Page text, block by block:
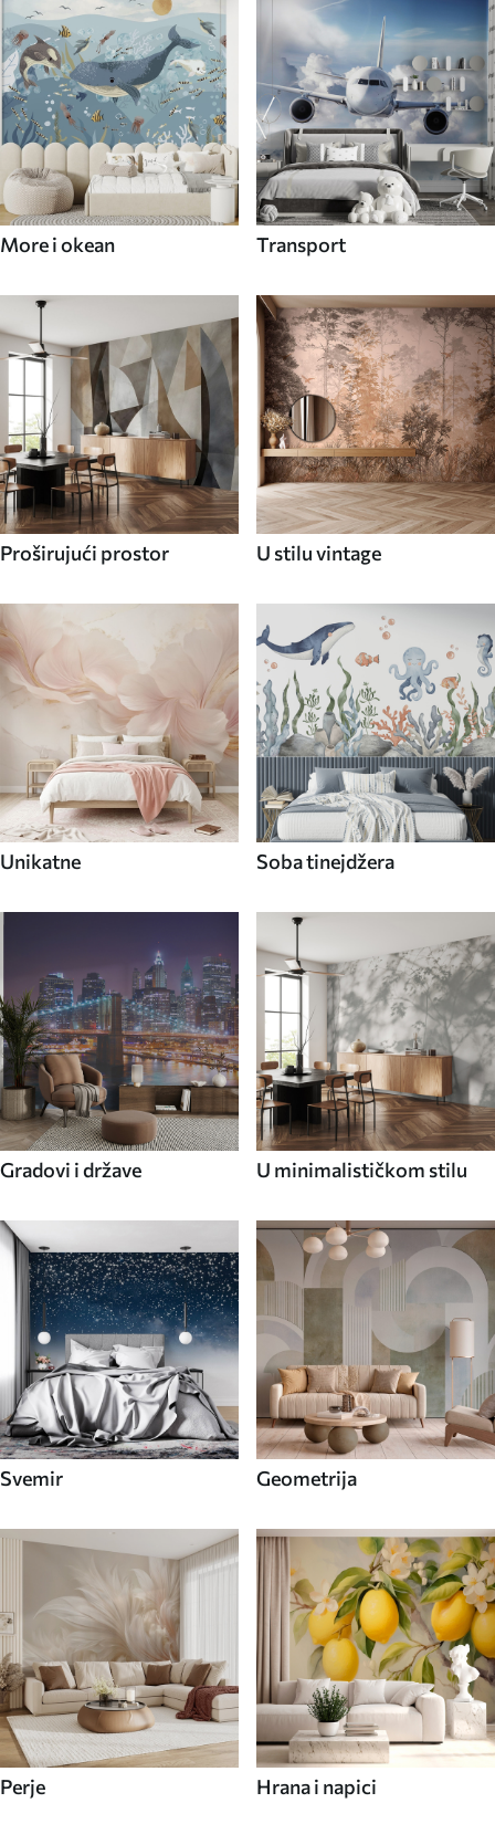
More i okean Transport
Proširujući prostor U stilu vintage
Unikatne Soba tinejdžera
Gradovi i države U minimalističkom stilu
Svemir Geometrija
Perje Hrana i napici